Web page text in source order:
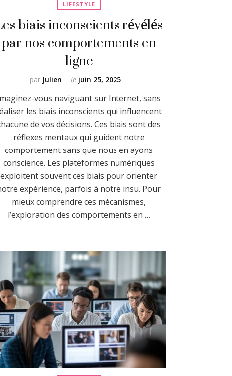
LIFESTYLE
biais inconscients révélés
par nos comportements en
ligne
par Julien le juin 25, 2025
vous naviguant sur Internet, sans
les biais inconscients qui influencent
de vos décisions. Ces biais sont des
réflexes mentaux qui guident notre
comportement sans que nous en ayons
conscience. Les plateformes numériques
exploitent souvent ces biais pour orienter
expérience, parfois à notre insu. Pour
mieux comprendre ces mécanismes,
l’exploration des comportements en …